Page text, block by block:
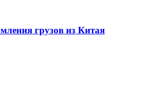
грузов из Китая